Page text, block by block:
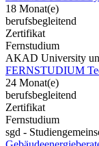
18 Monat(e)
berufsbegleitend
Zertifikat
Fernstudium
AKAD University
FERNSTUDIUM
24 Monat(e)
berufsbegleitend
Zertifikat
Fernstudium
sgd -